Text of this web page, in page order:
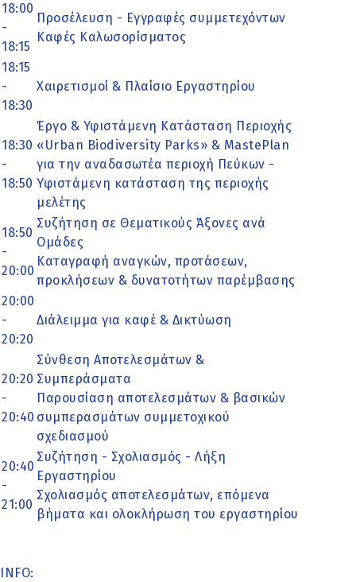
18:00
-
18:15
Προσέλευση - Εγγραφές συμμετεχόντων
Καφές Kαλωσορίσματος
18:15
-
18:30
Χαιρετισμοί & Πλαίσιο Εργαστηρίου
18:30
-
18:50
Έργο & Υφιστάμενη Κατάσταση Περιοχής
«Urban Biodiversity Parks» & MastePlan
για την αναδασωτέα περιοχή Πεύκων -
Υφιστάμενη κατάσταση της περιοχής
μελέτης
18:50
-
20:00
Συζήτηση σε Θεματικούς Άξονες ανά
Ομάδες
Καταγραφή αναγκών, προτάσεων,
προκλήσεων & δυνατοτήτων παρέμβασης
20:00
-
20:20
Διάλειμμα για καφέ & Δικτύωση
20:20
-
20:40
Σύνθεση Αποτελεσμάτων &
Συμπεράσματα
Παρουσίαση αποτελεσμάτων & βασικών
συμπερασμάτων συμμετοχικού
σχεδιασμού
20:40
-
21:00
Συζήτηση - Σχολιασμός - Λήξη
Εργαστηρίου
Σχολιασμός αποτελεσμάτων, επόμενα
βήματα και ολοκλήρωση του εργαστηρίου
INFO: